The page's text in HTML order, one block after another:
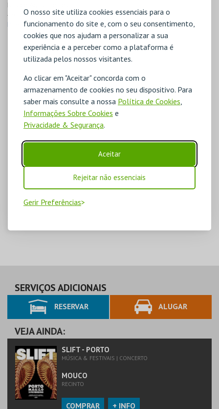
O nosso site utiliza cookies essenciais para o
funcionamento do site e, com o seu consentimento,
cookies que nos ajudam a personalizar a sua
experiência e a perceber como a plataforma é
utilizada pelos nossos visitantes.
Ao clicar em "Aceitar" concorda com o
armazenamento de cookies no seu dispositivo. Para
saber mais consulte a nossa Política de Cookies
Informações Sobre Cookies e
Privacidade & Segurança.
Aceitar
Rejeitar não essenciais
Gerir Preferências
Rua de Águas Férreas
4910-011 Âncora
Direcções para Praia Duna do Caldeirão
SERVIÇOS ADICIONAIS
RESERVAR ALUGAR
VEJA AINDA:
SLIFT - PORTO
MÚSICA & FESTIVAIS | CONCERTO
MOUCO
RECINTO
COMPRAR + INFO